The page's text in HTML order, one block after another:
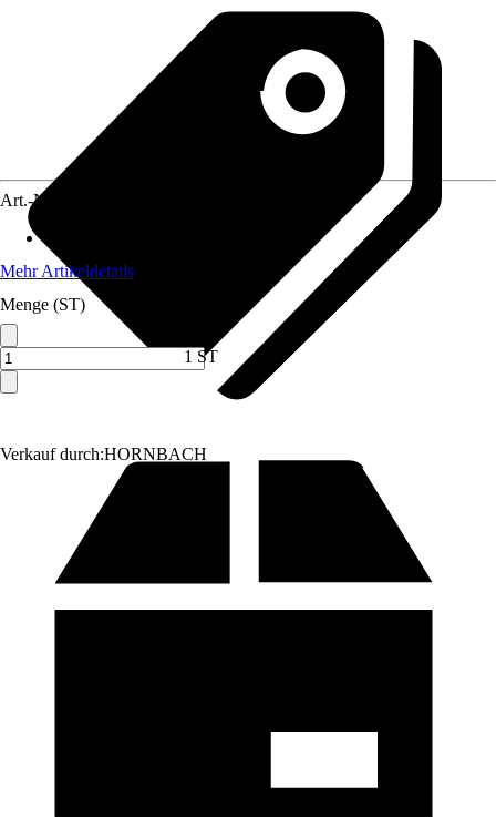
Verkauf durch:HORNBACH
Art.-Nr.
Mehr Artikeldetails
Menge (ST)
1 ST